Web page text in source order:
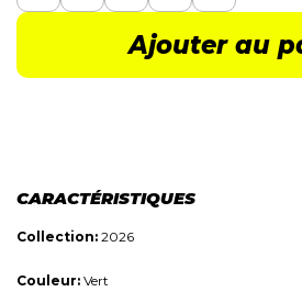
Ajouter au
CARACTÉRISTIQUES
Collection: 2026
Couleur: Vert